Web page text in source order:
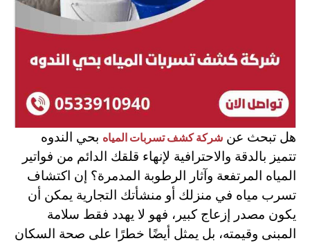
هل تبحث عن شركة كشف تسربات المياه بحي الندوه
تتميز بالدقة والاحترافية لإنهاء قلقك الدائم من فواتير
المياه المرتفعة وآثار الرطوبة المدمرة؟ إن اكتشاف
تسرب مياه في منزلك أو منشأتك التجارية يمكن أن
يكون مصدر إزعاج كبير، فهو لا يهدد فقط سلامة
المبنى وقيمته، بل يمثل أيضًا خطرًا على صحة السكان